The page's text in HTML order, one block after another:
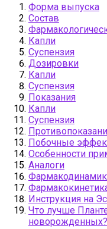
Форма выпуска
Состав
Капли
Суспензия
Дозировки
Капли
Суспензия
Показания
Капли
Суспензия
Побочные
Особенности
Аналоги
Инструкция на
Что лучше
новорожденных?